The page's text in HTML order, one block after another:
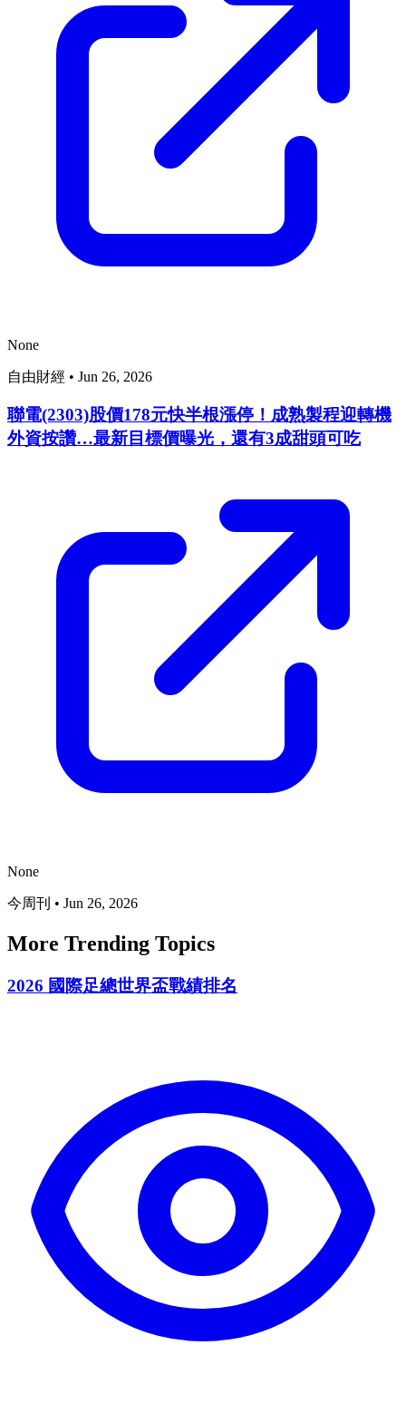
None
自由財經 • Jun 26, 2026
聯電(2303)股價178元快半根漲停！成熟製程迎轉機
外資按讚…最新目標價曝光，還有3成甜頭可吃
None
今周刊 • Jun 26, 2026
More Trending Topics
2026 國際足總世界盃戰績排名